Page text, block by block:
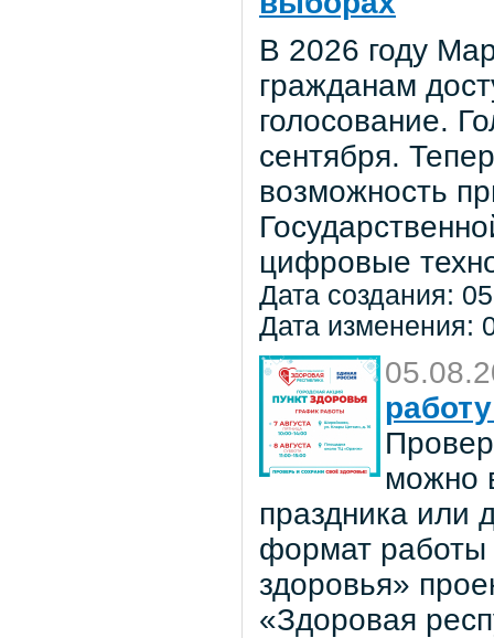
В 2026 году
гражданам
голосование.
сентября.
возможность
цифровые
Дата создания:
Дата изменения:
можно
праздника или
формат работы
здоровья»
«Здоровая